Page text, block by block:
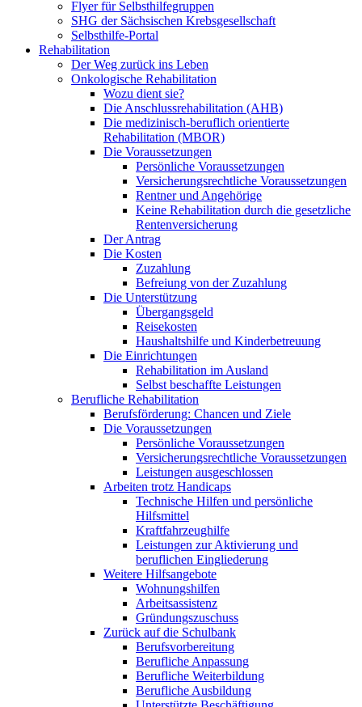
Flyer für Selbsthilfegruppen
SHG der Sächsischen Krebsgesellschaft
Selbsthilfe-Portal
Rehabilitation
Der Weg zurück ins Leben
Onkologische Rehabilitation
Wozu dient sie?
Die Anschlussrehabilitation (AHB)
Die medizinisch-beruflich orientierte
Rehabilitation (MBOR)
Die Voraussetzungen
Persönliche Voraussetzungen
Versicherungsrechtliche Voraussetzungen
Rentner und Angehörige
Keine Rehabilitation durch die gesetzliche
Rentenversicherung
Der Antrag
Die Kosten
Zuzahlung
Befreiung von der Zuzahlung
Die Unterstützung
Übergangsgeld
Reisekosten
Haushaltshilfe und Kinderbetreuung
Die Einrichtungen
Rehabilitation im Ausland
Selbst beschaffte Leistungen
Berufliche Rehabilitation
Berufsförderung: Chancen und Ziele
Die Voraussetzungen
Persönliche Voraussetzungen
Versicherungsrechtliche Voraussetzungen
Leistungen ausgeschlossen
Arbeiten trotz Handicaps
Technische Hilfen und persönliche
Hilfsmittel
Kraftfahrzeughilfe
Leistungen zur Aktivierung und
beruflichen Eingliederung
Weitere Hilfsangebote
Wohnungshilfen
Arbeitsassistenz
Gründungszuschuss
Zurück auf die Schulbank
Berufsvorbereitung
Berufliche Anpassung
Berufliche Weiterbildung
Berufliche Ausbildung